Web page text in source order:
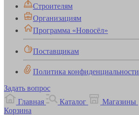
Строителям
Организациям
Программа «Новосёл»
Поставщикам
Политика конфиденциальности
Задать вопрос
Главная
Каталог Магазины
Корзина